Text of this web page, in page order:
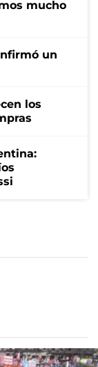
mucho
un
los